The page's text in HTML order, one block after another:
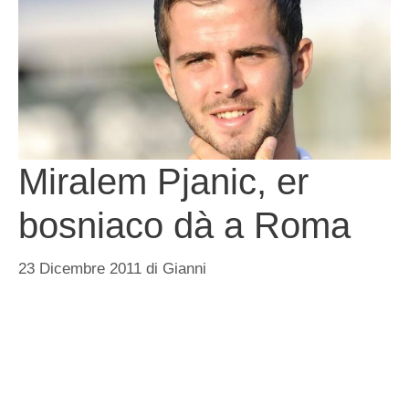
Miralem Pjanic, er
bosniaco dà a Roma
23 Dicembre 2011 di Gianni